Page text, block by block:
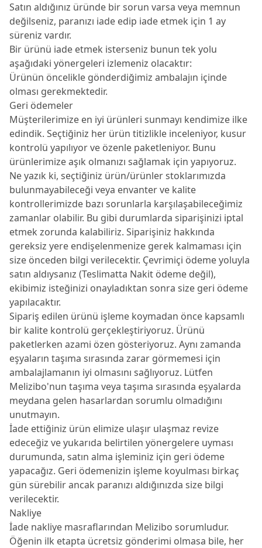
Satın aldığınız üründe bir sorun varsa veya memnun
değilseniz, paranızı iade edip iade etmek için 1 ay
süreniz vardır.
Bir ürünü iade etmek isterseniz bunun tek yolu
aşağıdaki yönergeleri izlemeniz olacaktır:
Ürünün öncelikle gönderdiğimiz ambalajın içinde
olması gerekmektedir.
Geri ödemeler
Müşterilerimize en iyi ürünleri sunmayı kendimize ilke
edindik. Seçtiğiniz her ürün titizlikle inceleniyor, kusur
kontrolü yapılıyor ve özenle paketleniyor. Bunu
ürünlerimize aşık olmanızı sağlamak için yapıyoruz.
Ne yazık ki, seçtiğiniz ürün/ürünler stoklarımızda
bulunmayabileceği veya envanter ve kalite
kontrollerimizde bazı sorunlarla karşılaşabileceğimiz
zamanlar olabilir. Bu gibi durumlarda siparişinizi iptal
etmek zorunda kalabiliriz. Siparişiniz hakkında
gereksiz yere endişelenmenize gerek kalmaması için
size önceden bilgi verilecektir. Çevrimiçi ödeme yoluyla
satın aldıysanız (Teslimatta Nakit ödeme değil),
ekibimiz isteğinizi onayladıktan sonra size geri ödeme
yapılacaktır.
Sipariş edilen ürünü işleme koymadan önce kapsamlı
bir kalite kontrolü gerçekleştiriyoruz. Ürünü
paketlerken azami özen gösteriyoruz. Aynı zamanda
eşyaların taşıma sırasında zarar görmemesi için
ambalajlamanın iyi olmasını sağlıyoruz. Lütfen
Melizibo'nun taşıma veya taşıma sırasında eşyalarda
meydana gelen hasarlardan sorumlu olmadığını
unutmayın.
İade ettiğiniz ürün elimize ulaşır ulaşmaz revize
edeceğiz ve yukarıda belirtilen yönergelere uyması
durumunda, satın alma işleminiz için geri ödeme
yapacağız. Geri ödemenizin işleme koyulması birkaç
gün sürebilir ancak paranızı aldığınızda size bilgi
verilecektir.
Nakliye
İade nakliye masraflarından Melizibo sorumludur.
Öğenin ilk etapta ücretsiz gönderimi olmasa bile, her